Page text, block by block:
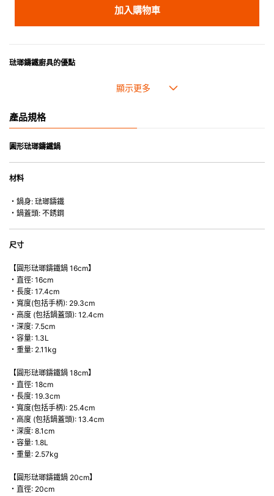
加入購物車
琺瑯鑄鐵廚具的優點
• 琺瑯鑄鐵傳熱性均勻，不會產生過熱點。
• 重身的鍋蓋能有助防止蒸氣溜走,易於 保持食物的原汁原味。
• 琺瑯抗酸鹼，不會殘留氣味，安全衛生。
產品規格
圓形琺瑯鑄鐵鍋
材料
・鍋身: 琺瑯鑄鐵
・鍋蓋頭: 不銹鋼
尺寸
【圓形琺瑯鑄鐵鍋 16cm】
・直徑: 16cm
・長度: 17.4cm
・寬度(包括手柄): 29.3cm
・高度 (包括鍋蓋頭): 12.4cm
・深度: 7.5cm
・容量: 1.3L
・重量: 2.11kg
【圓形琺瑯鑄鐵鍋 18cm】
・直徑: 18cm
・長度: 19.3cm
・寬度(包括手柄): 25.4cm
・高度 (包括鍋蓋頭): 13.4cm
・深度: 8.1cm
・容量: 1.8L
・重量: 2.57kg
【圓形琺瑯鑄鐵鍋 20cm】
・直徑: 20cm